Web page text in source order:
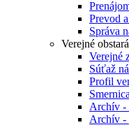
Prevod
Správa
Verejné
Verejné
Súťaž
Profil
Archív -
Archív -